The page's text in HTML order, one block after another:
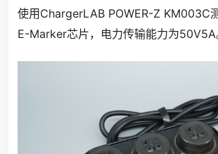
使用ChargerLAB POWER-Z KM003C
E-Marker芯片，电力传输能力为50V5A